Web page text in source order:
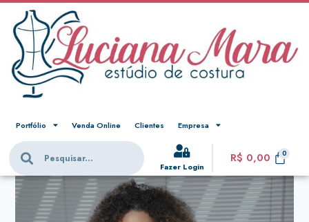
Portfólio Venda Online Clientes Empresa
Fazer Login
R$ 0,00